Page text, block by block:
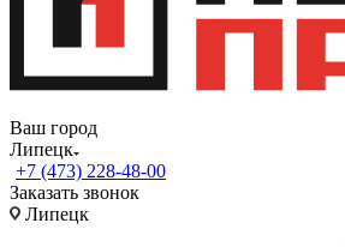
Ваш город
Липецк
+7 (473) 228-48-00
Заказать звонок
Липецк